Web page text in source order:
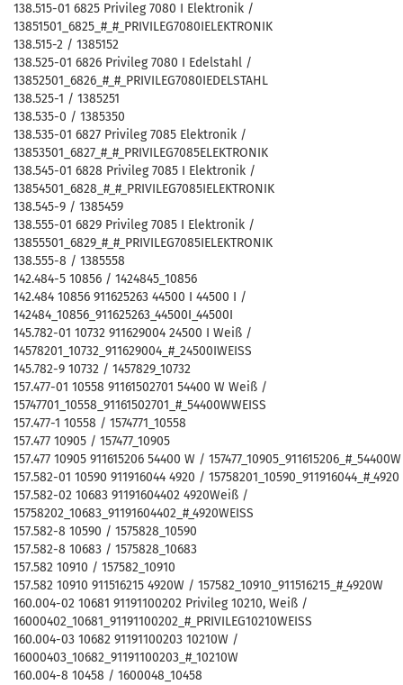
138.515-01 6825 Privileg 7080 I Elektronik /
13851501_6825_#_#_PRIVILEG7080IELEKTRONIK
138.515-2 / 1385152
138.525-01 6826 Privileg 7080 I Edelstahl /
13852501_6826_#_#_PRIVILEG7080IEDELSTAHL
138.525-1 / 1385251
138.535-0 / 1385350
138.535-01 6827 Privileg 7085 Elektronik /
13853501_6827_#_#_PRIVILEG7085ELEKTRONIK
138.545-01 6828 Privileg 7085 I Elektronik /
13854501_6828_#_#_PRIVILEG7085IELEKTRONIK
138.545-9 / 1385459
138.555-01 6829 Privileg 7085 I Elektronik /
13855501_6829_#_#_PRIVILEG7085IELEKTRONIK
138.555-8 / 1385558
142.484-5 10856 / 1424845_10856
142.484 10856 911625263 44500 I 44500 I /
142484_10856_911625263_44500I_44500I
145.782-01 10732 911629004 24500 I Weiß /
14578201_10732_911629004_#_24500IWEISS
145.782-9 10732 / 1457829_10732
157.477-01 10558 91161502701 54400 W Weiß /
15747701_10558_91161502701_#_54400WWEISS
157.477-1 10558 / 1574771_10558
157.477 10905 / 157477_10905
157.477 10905 911615206 54400 W / 157477_10905_911615206_#_54400W
157.582-01 10590 911916044 4920 / 15758201_10590_911916044_#_4920
157.582-02 10683 91191604402 4920Weiß /
15758202_10683_91191604402_#_4920WEISS
157.582-8 10590 / 1575828_10590
157.582-8 10683 / 1575828_10683
157.582 10910 / 157582_10910
157.582 10910 911516215 4920W / 157582_10910_911516215_#_4920W
160.004-02 10681 91191100202 Privileg 10210, Weiß /
16000402_10681_91191100202_#_PRIVILEG10210WEISS
160.004-03 10682 91191100203 10210W /
16000403_10682_91191100203_#_10210W
160.004-8 10458 / 1600048_10458